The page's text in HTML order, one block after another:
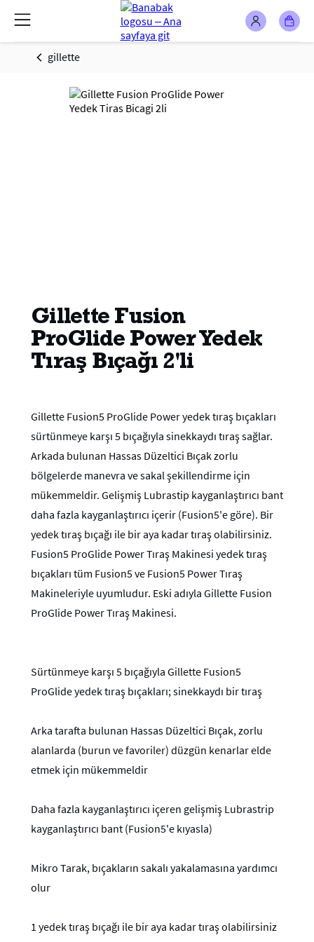
gillette
Gillette Fusion
ProGlide Power Yedek
Tıraş Bıçağı 2'li
Gillette Fusion5 ProGlide Power yedek tıraş bıçakları
sürtünmeye karşı 5 bıçağıyla sinekkaydı tıraş sağlar.
Arkada bulunan Hassas Düzeltici Bıçak zorlu
bölgelerde manevra ve sakal şekillendirme için
mükemmeldir. Gelişmiş Lubrastip kayganlaştırıcı bant
daha fazla kayganlaştırıcı içerir (Fusion5'e göre). Bir
yedek tıraş bıçağı ile bir aya kadar tıraş olabilirsiniz.
Fusion5 ProGlide Power Tıraş Makinesi yedek tıraş
bıçakları tüm Fusion5 ve Fusion5 Power Tıraş
Makineleriyle uyumludur. Eski adıyla Gillette Fusion
ProGlide Power Tıraş Makinesi.
Sürtünmeye karşı 5 bıçağıyla Gillette Fusion5
ProGlide yedek tıraş bıçakları; sinekkaydı bir tıraş
Arka tarafta bulunan Hassas Düzeltici Bıçak, zorlu
alanlarda (burun ve favoriler) düzgün kenarlar elde
etmek için mükemmeldir
Daha fazla kayganlaştırıcı içeren gelişmiş Lubrastrip
kayganlaştırıcı bant (Fusion5'e kıyasla)
Mikro Tarak, bıçakların sakalı yakalamasına yardımcı
olur
1 yedek tıraş bıçağı ile bir aya kadar tıraş olabilirsiniz